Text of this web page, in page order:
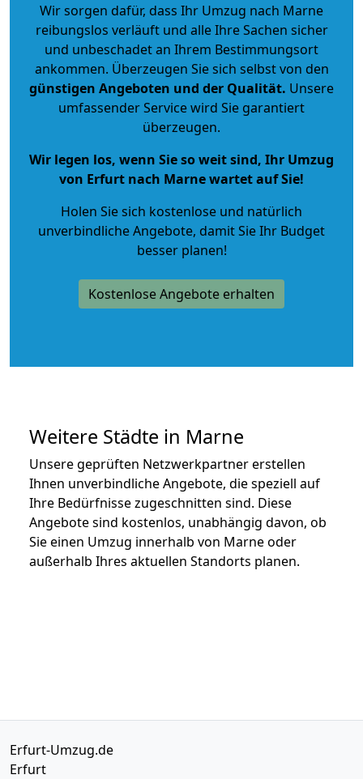
Wir sorgen dafür, dass Ihr Umzug nach Marne
reibungslos verläuft und alle Ihre Sachen sicher
und unbeschadet an Ihrem Bestimmungsort
ankommen. Überzeugen Sie sich selbst von den
günstigen Angeboten und der Qualität. Unsere
umfassender Service wird Sie garantiert
überzeugen.
Wir legen los, wenn Sie so weit sind, Ihr Umzug
von Erfurt nach Marne wartet auf Sie!
Holen Sie sich kostenlose und natürlich
unverbindliche Angebote, damit Sie Ihr Budget
besser planen!
Kostenlose Angebote erhalten
Weitere Städte in Marne
Unsere geprüften Netzwerkpartner erstellen
Ihnen unverbindliche Angebote, die speziell auf
Ihre Bedürfnisse zugeschnitten sind. Diese
Angebote sind kostenlos, unabhängig davon, ob
Sie einen Umzug innerhalb von Marne oder
außerhalb Ihres aktuellen Standorts planen.
Erfurt-Umzug.de
Erfurt